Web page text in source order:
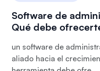
Software de
Qué debe
un software de
aliado hacia el